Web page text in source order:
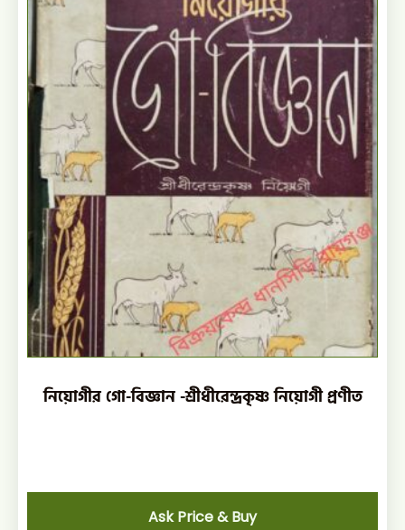
নিয়োগীর গো-বিজ্ঞান -শ্রীধীরেন্দ্রকৃষ্ণ নিয়োগী প্রণীত
Ask Price & Buy